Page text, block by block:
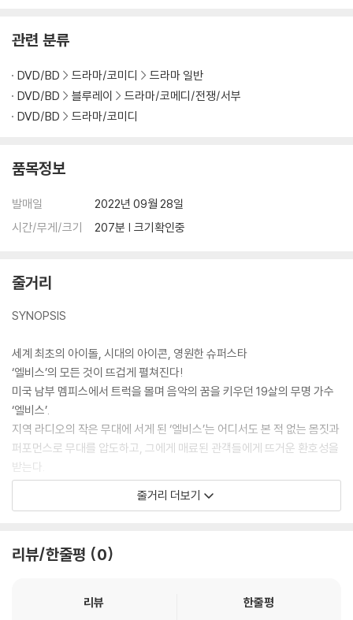
관련 분류
DVD/BD 드라마/코미디
드라마 일반
DVD/BD
블루레이
드라마/코메디/전쟁/서부
DVD/BD
드라마/코미디
품목정보
발매일
2022년 09월 28일
시간/무게/크기
207분 | 크기확인중
줄거리
SYNOPSIS
세계 최초의 아이돌, 시대의 아이콘, 영원한 슈퍼스타
‘엘비스’의 모든 것이 뜨겁게 펼쳐진다!
미국 남부 멤피스에서 트럭을 몰며 음악의 꿈을 키우던 19살의 무명 가수
‘엘비스’.
지역 라디오의 작은 무대에 서게 된 ‘엘비스’는 어디서도 본 적 없는 몸짓과
퍼포먼스로 무대를 압도하고, 그에게 매료된 관객들에게 뜨거운 환호성을
받는다.
쇼 비즈니스 업계에서 일하던 ‘톰 파커’는 이를 목격하고 ‘엘비스’에게 스타
로 만들어주겠다고 약속하며 함께할 것을 제안한다.
‘엘비스’는 단숨에 스타의 반열에 올라선다.
상황과 갈등을 빚게 되고 지금껏 쌓아온 모든 것이 한순간에 무너질 수 있
줄거리 더보기
리뷰/한줄평 0
리뷰
한줄평